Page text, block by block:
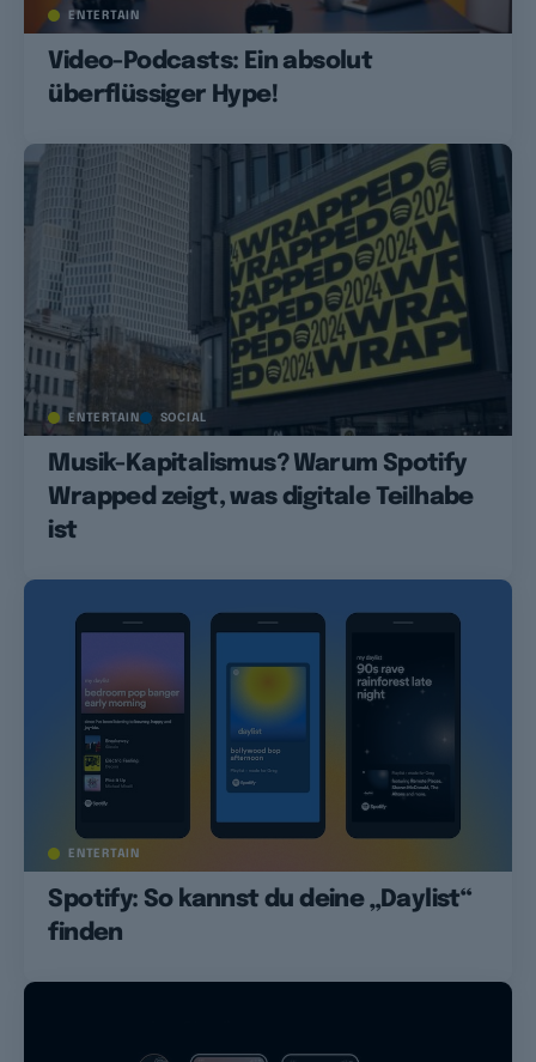
ENTERTAIN
Video-Podcasts: Ein absolut
überflüssiger Hype!
ENTERTAIN SOCIAL
Musik-Kapitalismus? Warum Spotify
Wrapped zeigt, was digitale Teilhabe
ist
ENTERTAIN
Spotify: So kannst du deine „Daylist“
finden